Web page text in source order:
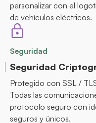
personalizar con el
de vehículos eléctricos.
Seguridad
Seguridad
Protegido con SSL /
Todas las
protocolo seguro con
seguros y únicos.